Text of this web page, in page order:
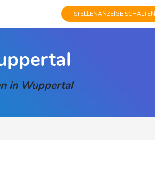
STELLENANZEIGE SCHALTEN
in Wuppertal